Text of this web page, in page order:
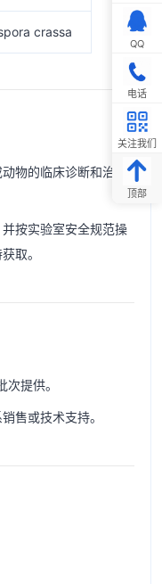
crassa
物的临床诊断和治
按实验室安全规范操
取。
提供。
售或技术支持。
QQ
电话
关注我们
顶部